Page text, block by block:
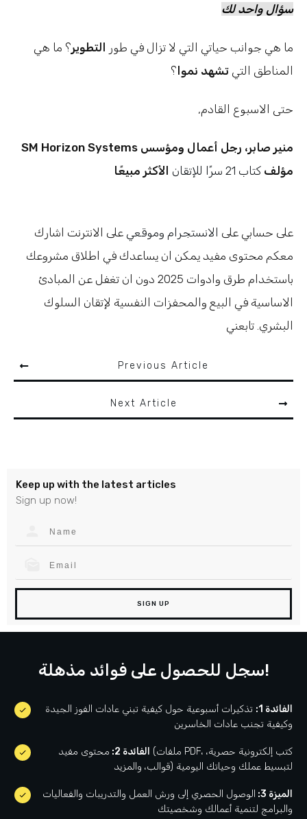
سؤال واحد لك
ما هي جوانب حياتي التي لا تزال في طور التطوير؟ ما هي
المناطق التي تشهد نموا؟
,حتى الاسبوع القادم
SM Horizon Systems منير صابر، رجل أعمال ومؤسس
مؤلف كتاب 21 سرًا للإتقان الأكثر مبيعًا
على حسابي على الانستجرام وموقعي على الانترنت اشارك
معكم محتوى مفيد يمكن ان يساعدك في اطلاق مشروعك
باستخدام طرق وادوات 2025 دون ان تغفل عن المبادئ
الاساسية في البيع والمحفزات النفسية لإتقان السلوك
البشري. تابعني
Previous Article
Next Article
Keep up with the latest articles
Sign up now!
SIGN UP
سجل للحصول على فوائد مذهلة!
الفائدة 1:
تذكيرات أسبوعية حول كيفية تبني عادات الفوز الجيدة
وكيفية تجنب عادات الخاسرين
الفائدة 2:
محتوى مفيد (ملفات PDF، كتب إلكترونية حصرية،
قوالب، والمزيد) لتبسيط عملك وحياتك اليومية
الميزة 3:
الوصول الحصري إلى ورش العمل والتدريبات والفعاليات
والبرامج لتنمية أعمالك وشخصيتك